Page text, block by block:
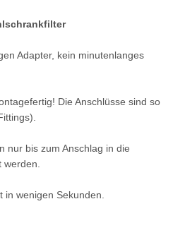
Adapter, kein minutenlanges
Die Anschlüsse sind so
nur bis zum Anschlag in die
werden.
in wenigen Sekunden.